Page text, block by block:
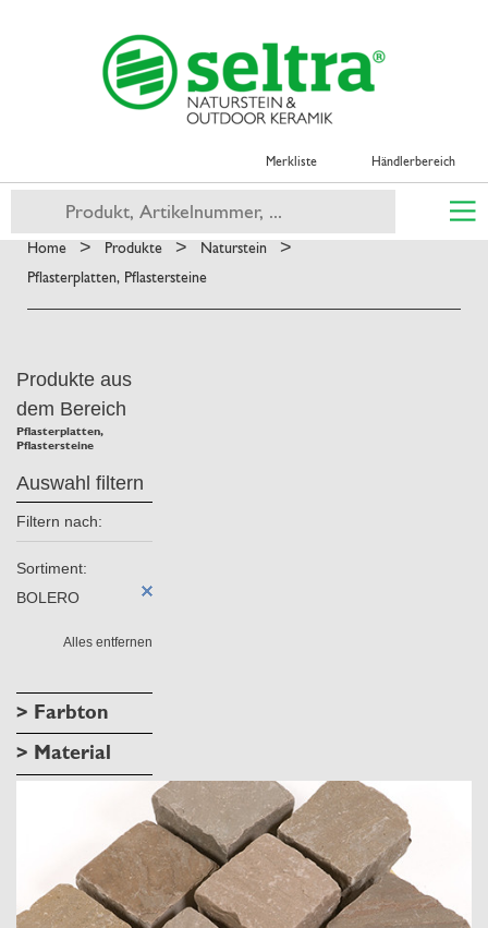
Merkliste Händlerbereich
Home > Produkte > Naturstein >
Pflasterplatten, Pflastersteine
Produkte aus
dem Bereich
Pflasterplatten,
Pflastersteine
Auswahl filtern
Filtern nach:
Sortiment:
BOLERO
Alles entfernen
> Farbton
> Material